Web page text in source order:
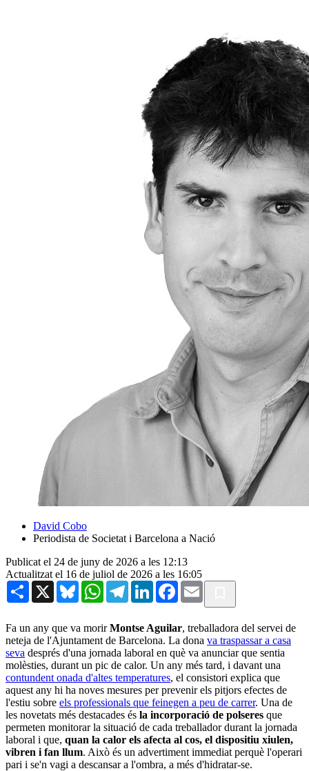
David Cobo
Periodista de Societat i Barcelona a Nació
Publicat el 24 de juny de 2026 a les 12:13
Actualitzat el 16 de juliol de 2026 a les 16:05
Share X BlueskyWhatsAppTelegramLinkedInFacebook
Email
Fa un any que va morirMontse Aguilar, treballadora del servei de
neteja de l'Ajuntament de Barcelona. La dona va traspassar a casa
seva després d'una jornada laboral en què va anunciar que sentia
molèsties, durant un pic de calor. Un any més tard, i davant una
contundent onada d'altes temperatures, el consistori explica que
aquest any hi ha noves mesures per prevenir els pitjors efectes de
l'estiu sobre els professionals que feinegen a peu de carrer. Una de
les novetats més destacades és la incorporació de polseres que
permeten monitorar la situació de cada treballador durant la jornada
laboral i que, quan la calor els afecta al cos, el dispositiu xiulen,
vibren i fan llum. Això és un advertiment immediat perquè l'operari
pari i se'n vagi a descansar a l'ombra, a més d'hidratar-se.